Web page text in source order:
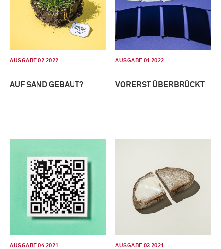
AUSGABE 02 2022
AUF SAND GEBAUT?
AUSGABE 01 2022
VORERST ÜBERBRÜCKT
AUSGABE 04 2021 AUSGABE 03 2021